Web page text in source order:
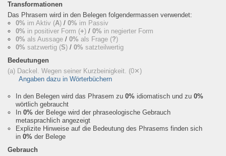
Transformationen
Das Phrasem wird in den Belegen folgendermassen verwendet:
0% im Aktiv (A) / 0% im Passiv
0% in positiver Form (+) / 0% in negierter Form
0% als Aussage / 0% als Frage (?)
0% satzwertig (S) / 0% satzteilwertig
Bedeutungen
(a) Dackel. Wegen seiner Kurzbeinigkeit. (0✕)
Angaben dazu in Wörterbüchern
In den Belegen wird das Phrasem zu 0% idiomatisch und zu 0%
wörtlich gebraucht
In 0% der Belege wird der phraseologische Gebrauch
metasprachlich angezeigt
Explizite Hinweise auf die Bedeutung des Phrasems finden sich
in 0% der Belege
Gebrauch